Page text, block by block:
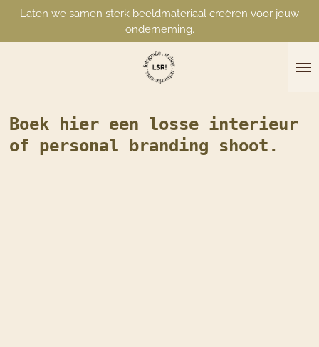
naar
Laten we samen sterk beeldmateriaal creëren voor jouw
onderneming.
Boek hier een losse interieur
of personal branding shoot.